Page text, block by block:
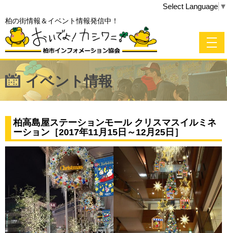
柏の街情報＆イベント情報発信中！
Select Language ▼
イベント情報
柏高島屋ステーションモール クリスマスイルミネ
ーション［2017年11月15日～12月25日］